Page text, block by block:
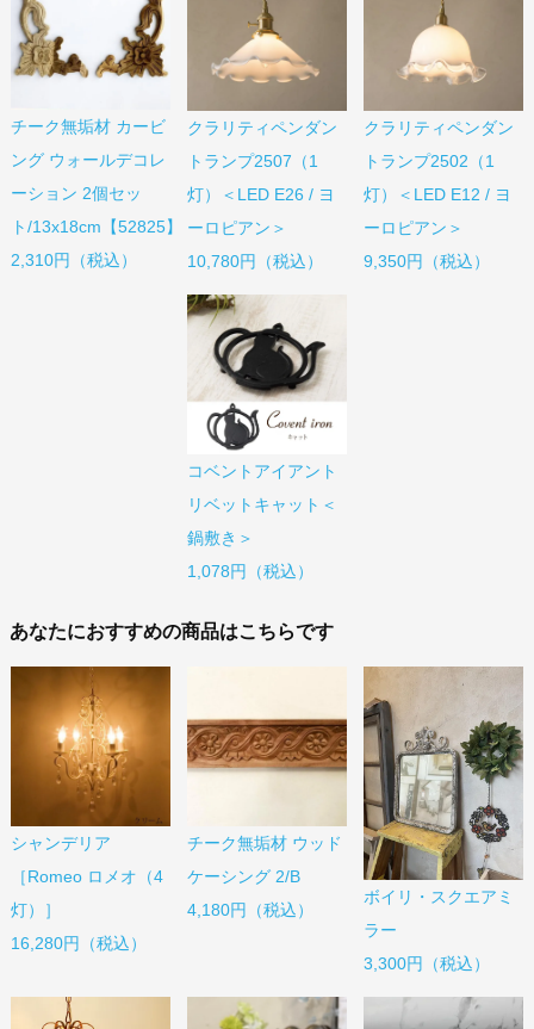
チーク無垢材 カービ
ング ウォールデコレ
ーション 2個セッ
ト/13x18cm【52825】
2,310円（税込）
クラリティペンダン
トランプ2507（1
灯）＜LED E26 / ヨ
ーロピアン＞
10,780円（税込）
クラリティペンダン
トランプ2502（1
灯）＜LED E12 / ヨ
ーロピアン＞
9,350円（税込）
コベントアイアント
リベットキャット＜
鍋敷き＞
1,078円（税込）
あなたにおすすめの商品はこちらです
シャンデリア
［Romeo ロメオ（4
灯）］
16,280円（税込）
チーク無垢材 ウッド
ケーシング 2/B
4,180円（税込）
ボイリ・スクエアミ
ラー
3,300円（税込）